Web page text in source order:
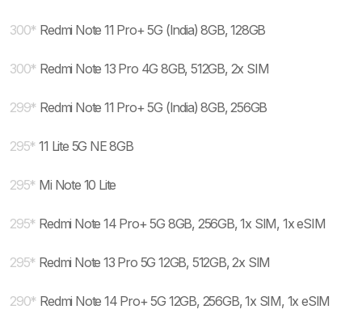
300* Redmi Note 11 Pro+ 5G (India) 8GB, 128GB
300* Redmi Note 13 Pro 4G 8GB, 512GB, 2x SIM
299* Redmi Note 11 Pro+ 5G (India) 8GB, 256GB
295* 11 Lite 5G NE 8GB
295* Mi Note 10 Lite
295* Redmi Note 14 Pro+ 5G 8GB, 256GB, 1x SIM, 1x eSIM
295* Redmi Note 13 Pro 5G 12GB, 512GB, 2x SIM
290* Redmi Note 14 Pro+ 5G 12GB, 256GB, 1x SIM, 1x eSIM